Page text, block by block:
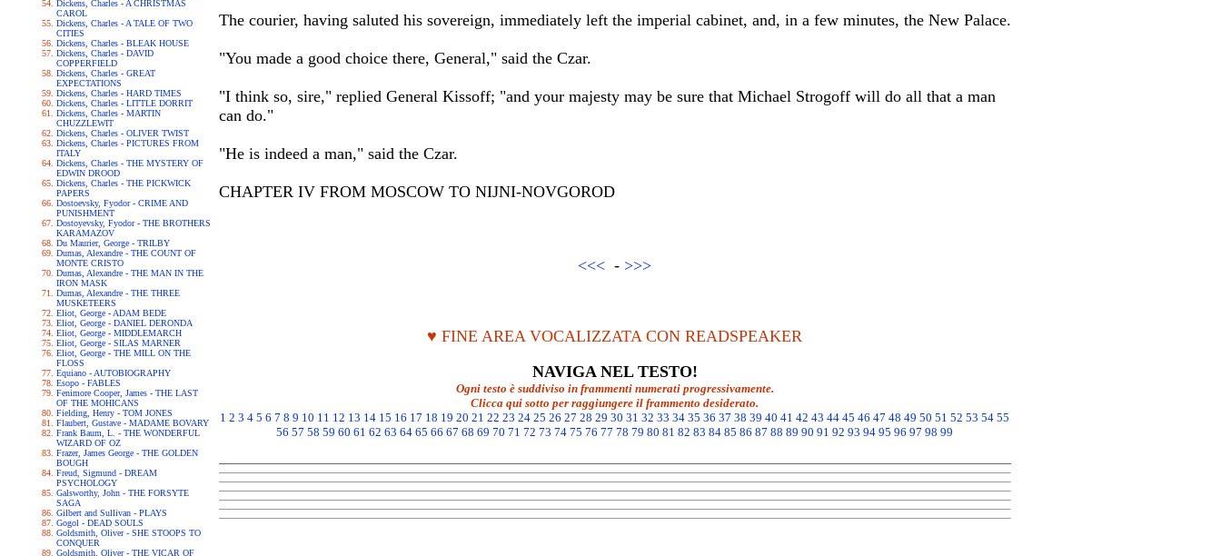
Dickens, Charles - A CHRISTMAS
CAROL
Dickens, Charles - A TALE OF TWO
CITIES
Dickens, Charles - BLEAK HOUSE
Dickens, Charles - DAVID
COPPERFIELD
Dickens, Charles - GREAT
EXPECTATIONS
Dickens, Charles - HARD TIMES
Dickens, Charles - LITTLE DORRIT
Dickens, Charles - MARTIN
CHUZZLEWIT
Dickens, Charles - OLIVER TWIST
Dickens, Charles - PICTURES FROM
ITALY
Dickens, Charles - THE MYSTERY OF
EDWIN DROOD
Dickens, Charles - THE PICKWICK
PAPERS
Dostoevsky, Fyodor - CRIME AND
PUNISHMENT
Dostoyevsky, Fyodor - THE BROTHERS
KARAMAZOV
Du Maurier, George - TRILBY
Dumas, Alexandre - THE COUNT OF
MONTE CRISTO
Dumas, Alexandre - THE MAN IN THE
IRON MASK
Dumas, Alexandre - THE THREE
MUSKETEERS
Eliot, George - ADAM BEDE
Eliot, George - DANIEL DERONDA
Eliot, George - MIDDLEMARCH
Eliot, George - SILAS MARNER
Eliot, George - THE MILL ON THE
FLOSS
Equiano - AUTOBIOGRAPHY
Esopo - FABLES
Fenimore Cooper, James - THE LAST
OF THE MOHICANS
Fielding, Henry - TOM JONES
Flaubert, Gustave - MADAME BOVARY
Frank Baum, L. - THE WONDERFUL
WIZARD OF OZ
Frazer, James George - THE GOLDEN
BOUGH
Freud, Sigmund - DREAM
PSYCHOLOGY
Galsworthy, John - THE FORSYTE
SAGA
Gilbert and Sullivan - PLAYS
Gogol - DEAD SOULS
Goldsmith, Oliver - SHE STOOPS TO
CONQUER
Goldsmith, Oliver - THE VICAR OF
The courier, having saluted his sovereign, immediately left the imperial cabinet, and, in a few minutes, the New Palace.
"You made a good choice there, General," said the Czar.
"I think so, sire," replied General Kissoff; "and your majesty may be sure that Michael Strogoff will do all that a man
can do."
"He is indeed a man," said the Czar.
CHAPTER IV FROM MOSCOW TO NIJNI-NOVGOROD
<<< - >>>
♥ FINE AREA VOCALIZZATA CON READSPEAKER
NAVIGA NEL TESTO!
Ogni testo è suddiviso in frammenti numerati progressivamente.
Clicca qui sotto per raggiungere il frammento desiderato.
1 2 3 4 5 6 7 8 9 10 11 12 13 14 15 16 17 18 19 20 21 22 23 24 25 26 27 28 29 30 31 32 33 34 35 36 37 38 39 40 41 42 43 44 45 46 47 48 49 50 51 52 53 54 55
56 57 58 59 60 61 62 63 64 65 66 67 68 69 70 71 72 73 74 75 76 77 78 79 80 81 82 83 84 85 86 87 88 89 90 91 92 93 94 95 96 97 98 99